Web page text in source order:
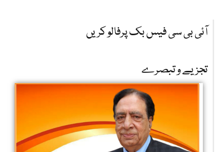
آئی بی سی فیس بک پرفالو کریں
تجزیے و تبصرے